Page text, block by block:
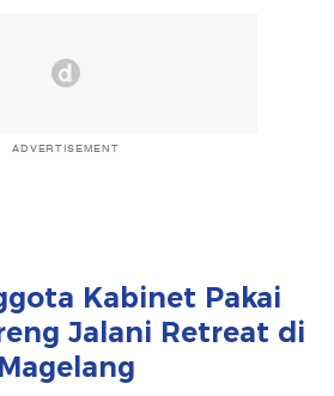
ADVERTISEMENT
Kabinet Pakai
Jalani Retreat di
Magelang